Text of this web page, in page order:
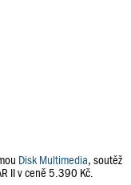
Disk Multimedia, soutěž
II v ceně 5.390 Kč.